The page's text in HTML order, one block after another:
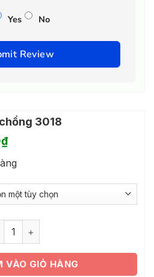
Yes No
Review
3018
₫Giá
tại
410.000₫.
nhựa đúc xếp chồng 3018 số
VÀO GIỎ HÀNG